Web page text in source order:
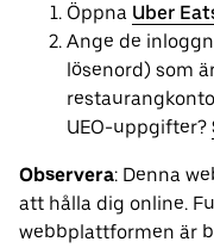
Öppna Uber
Ange de
lösenord) som
UEO-uppgifter?
Observera: Denna
att hålla dig online.
webbplattformen är